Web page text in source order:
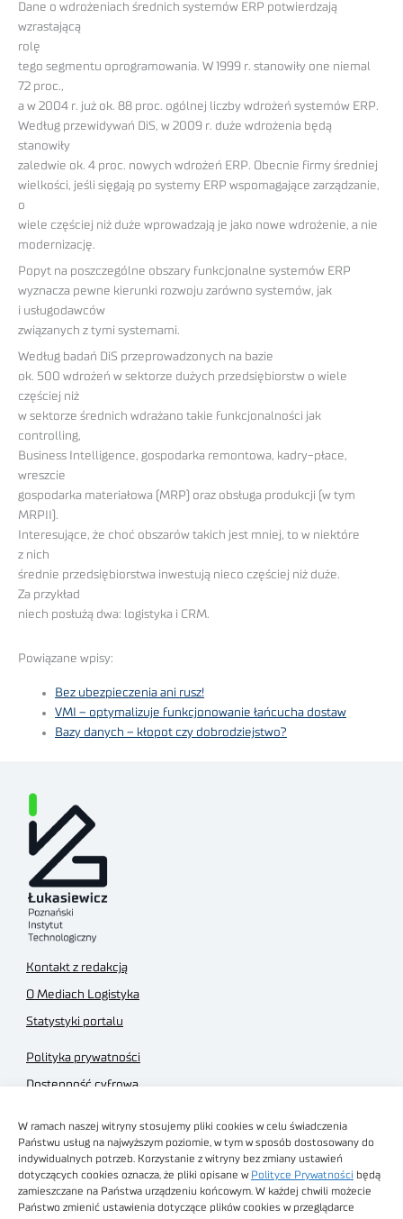
W ramach naszej witryny stosujemy pliki cookies w celu świadczenia
Państwu usług na najwyższym poziomie, w tym w sposób dostosowany do
indywidualnych potrzeb. Korzystanie z witryny bez zmiany ustawień
dotyczących cookies oznacza, że pliki opisane w Polityce Prywatności będą
zamieszczane na Państwa urządzeniu końcowym. W każdej chwili możecie
Państwo zmienić ustawienia dotyczące plików cookies w przeglądarce
Dane o wdrożeniach średnich systemów ERP potwierdzają
wzrastającą
rolę
tego segmentu oprogramowania. W 1999 r. stanowiły one niemal
72 proc.,
a w 2004 r. już ok. 88 proc. ogólnej liczby wdrożeń systemów ERP.
Według przewidywań DiS, w 2009 r. duże wdrożenia będą
stanowiły
zaledwie ok. 4 proc. nowych wdrożeń ERP. Obecnie firmy średniej
wielkości, jeśli sięgają po systemy ERP wspomagające zarządzanie,
o
wiele częściej niż duże wprowadzają je jako nowe wdrożenie, a nie
modernizację.
Popyt na poszczególne obszary funkcjonalne systemów ERP
wyznacza pewne kierunki rozwoju zarówno systemów, jak
i usługodawców
związanych z tymi systemami.
Według badań DiS przeprowadzonych na bazie
ok. 500 wdrożeń w sektorze dużych przedsiębiorstw o wiele
częściej niż
w sektorze średnich wdrażano takie funkcjonalności jak
controlling,
Business Intelligence, gospodarka remontowa, kadry-płace,
wreszcie
gospodarka materiałowa (MRP) oraz obsługa produkcji (w tym
MRPII).
Interesujące, że choć obszarów takich jest mniej, to w niektóre
z nich
średnie przedsiębiorstwa inwestują nieco częściej niż duże.
Za przykład
niech posłużą dwa: logistyka i CRM.
Powiązane wpisy:
Bez ubezpieczenia ani rusz!
VMI – optymalizuje funkcjonowanie łańcucha dostaw
Bazy danych – kłopot czy dobrodziejstwo?
Kontakt z redakcją
O Mediach Logistyka
Statystyki portalu
Polityka prywatności
Dostępność cyfrowa
Regulamin sklepu